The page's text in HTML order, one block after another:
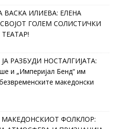
ВАСКА ИЛИЕВА: ЕЛЕНА
ГОЛЕМ СОЛИСТИЧКИ
РАЗБУДИ НОСТАЛГИЈАТА:
и „Империјал Бенд“ им
македонски
ФОЛКЛОР: